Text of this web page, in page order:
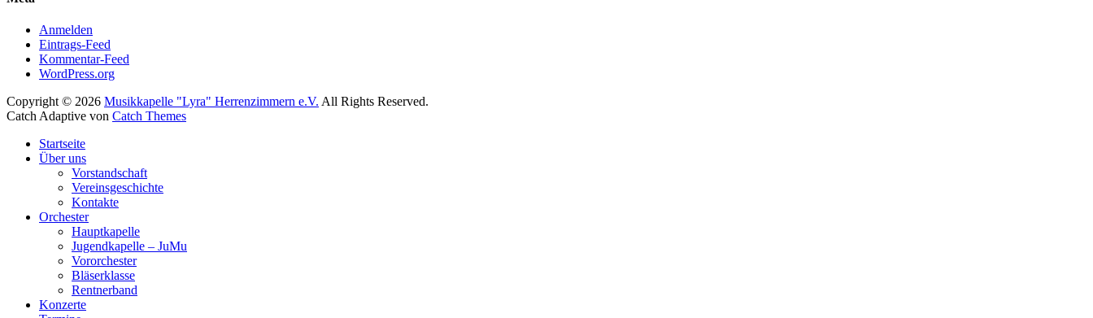
Anmelden
Eintrags-Feed
Kommentar-Feed
WordPress.org
Copyright © 2026 Musikkapelle "Lyra" Herrenzimmern e.V. All Rights Reserved.
Catch Adaptive von Catch Themes
oben
scrollen
Startseite
Über uns
Vorstandschaft
Vereinsgeschichte
Kontakte
Orchester
Hauptkapelle
Jugendkapelle – JuMu
Vororchester
Bläserklasse
Rentnerband
Konzerte